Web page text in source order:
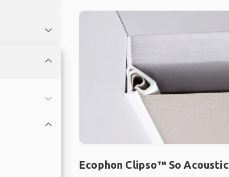
Ecophon Clipso™ So Acoustic